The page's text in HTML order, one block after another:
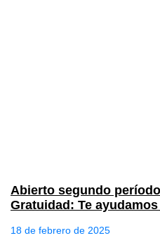
Abierto segundo
Gratuidad: Te
18 de febrero de 2025